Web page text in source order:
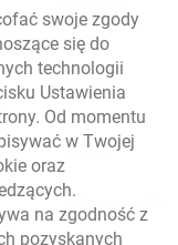
12:54:32
SPRZEDAŻ
4.4581
3.8639
4.7696
5.2023
swoje zgody
się w nowym
się do
technologii
Ustawienia
Od momentu
w Twojej
oraz
na zgodność z
pozyskanych